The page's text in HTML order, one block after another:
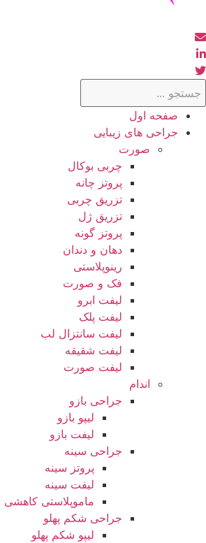
صفحه اول
جراحی های زیبایی
صورت
چربی بوکال
پروتز چانه
تزریق چربی
تزریق ژل
پروتز گونه
دهان و دندان
رینوپلاستی
فک و صورت
لیفت ابرو
لیفت پلک
لیفت سانتزال لب
لیفت شقیقه
لیفت صورت
اندام
جراحی بازو
لیپو بازو
لیفت بازو
جراحی سینه
پروتز سینه
لیفت سینه
ماموپلاستی کاهشی
جراحی شکم پهلو
لیپو شکم پهلو